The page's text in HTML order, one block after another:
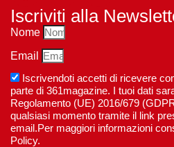
Iscriviti alla
Nome
Email
Iscrivendoti accetti di ricevere
parte di 361magazine. I tuoi dati
Regolamento (UE) 2016/679
qualsiasi momento tramite il link
email.Per maggiori informazioni
Policy.